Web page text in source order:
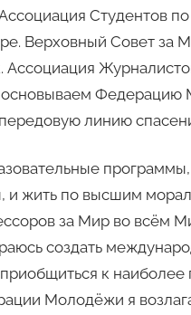
Студентов
Верховный Совет за
линию
и жить по высшим
за Мир во всём
создать
к
Молодёжи я